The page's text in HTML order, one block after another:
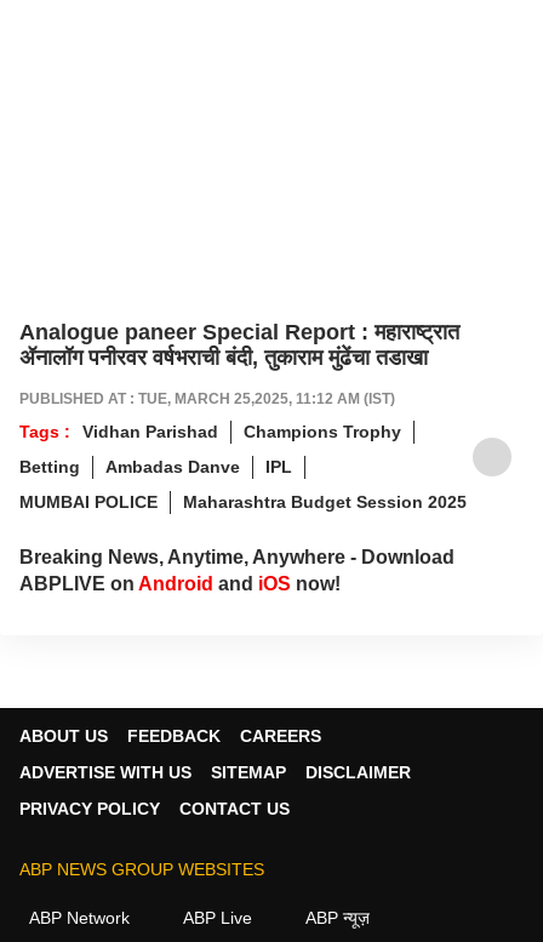
Analogue paneer Special Report : महाराष्ट्रात
ॲनालॉग पनीरवर वर्षभराची बंदी, तुकाराम मुंढेंचा तडाखा
PUBLISHED AT : TUE, MARCH 25,2025, 11:12 AM (IST)
Tags : Vidhan Parishad
Champions Trophy
Betting
Ambadas Danve
IPL
MUMBAI POLICE
Maharashtra Budget Session 2025
Breaking News, Anytime, Anywhere - Download
ABPLIVE on Android and iOS now!
ABOUT US FEEDBACK
CAREERS
ADVERTISE WITH US
SITEMAP
DISCLAIMER
PRIVACY POLICY
CONTACT US
ABP NEWS GROUP WEBSITES
ABP Network ABP Live
ABP न्यूज़